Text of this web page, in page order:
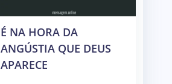
É NA HORA DA
ANGÚSTIA QUE DEUS
APARECE